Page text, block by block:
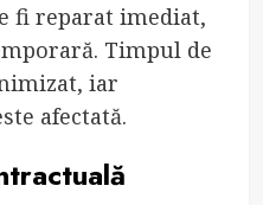
fi reparat imediat,
Timpul de
iar
afectată.